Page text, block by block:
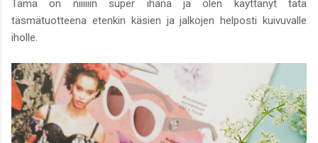
Tämä on niiiiiin super ihana ja olen käyttänyt tätä
täsmätuotteena etenkin käsien ja jalkojen helposti kuivuvalle
iholle.